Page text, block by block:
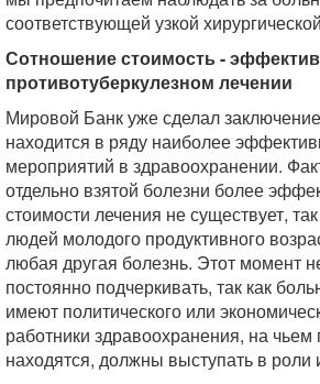
соответствующей узкой
Сотношение стоимость -
противотуберкулезном лечении
Мировой Банк уже сделал
находится в ряду наиболее
мероприятий в здравоохранении.
отдельно взятой болезни более
стоимости лечения не существует,
людей молодого продуктивного
любая другая болезнь. Этот момент
постоянно подчеркивать, так как
имеют политического или
работники здравоохранения, на чьем
находятся, должны выступать в роли